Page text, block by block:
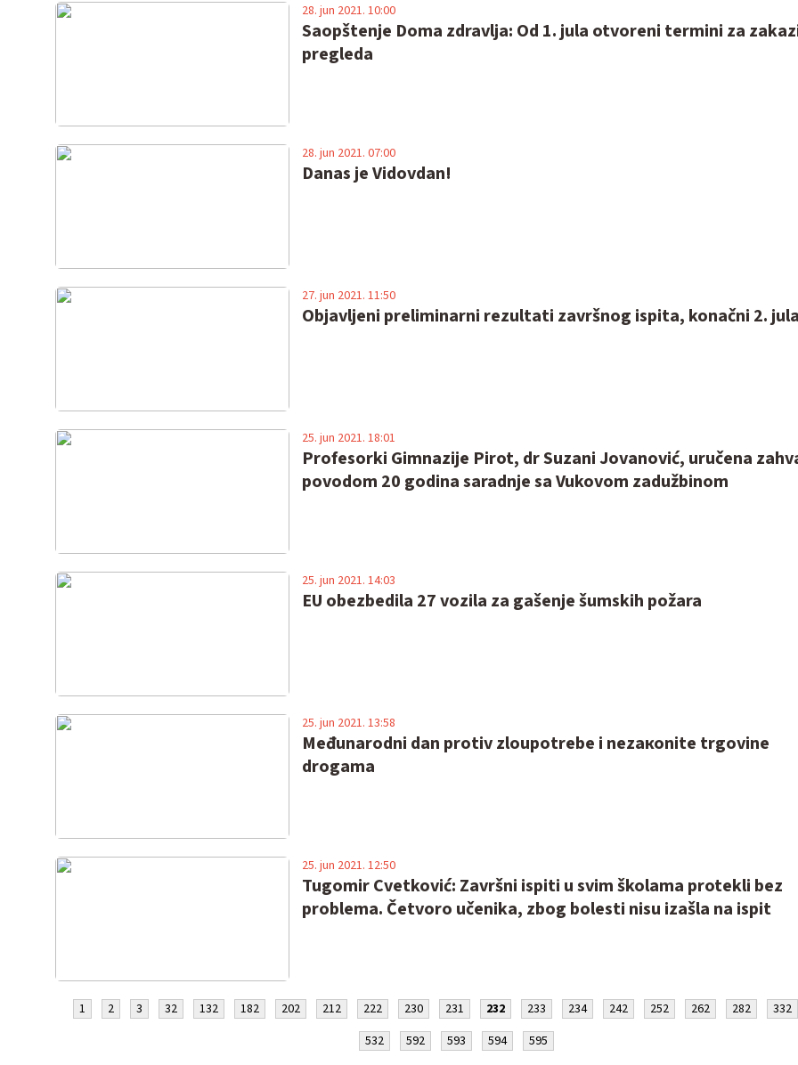
Saopštenje Doma zdravlja: Od 1. jula otvoreni termini za
pregleda
28. jun 2021. 10:00
Danas je Vidovdan!
28. jun 2021. 07:00
Objavljeni preliminarni rezultati završnog ispita, konačni 2.
27. jun 2021. 11:50
Profesorki Gimnazije Pirot, dr Suzani Jovanović, uručena
povodom 20 godina saradnje sa Vukovom zadužbinom
25. jun 2021. 18:01
EU obezbedila 27 vozila za gašenje šumskih požara
25. jun 2021. 14:03
Mеđunаrоdni dаn prоtiv zlоupоtrеbе i nеzакоnitе trgоvinе
drоgаmа
25. jun 2021. 13:58
Tugomir Cvetković: Završni ispiti u svim školama protekli bez
problema. Četvoro učenika, zbog bolesti nisu izašla na ispit
25. jun 2021. 12:50
1 2 3 32 132 182 202 212 222 230 231 232 233 234 242 252 262 282
332
532
592 593 594 595